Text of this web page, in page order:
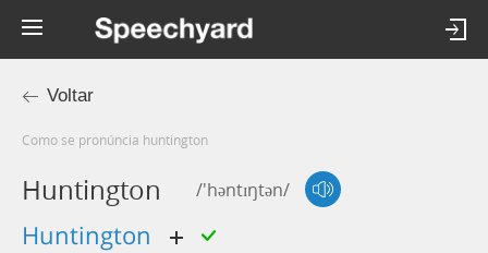
Voltar
Como se pronúncia huntington
Huntington /'həntɪŋtən/
Huntington